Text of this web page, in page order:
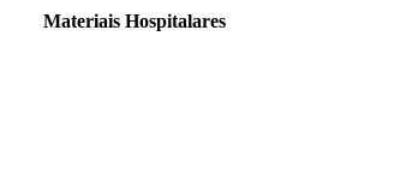
Materiais Hospitalares